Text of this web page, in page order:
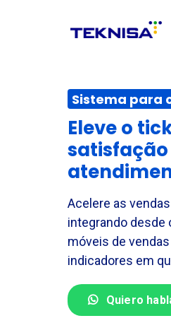
para la
planificación
de menús, la
gestión de
existencias y
fiscal y
financiera
Sistema para
Eleve o
Acelere as
integrando desde
móveis de
indicadores em
Quiero